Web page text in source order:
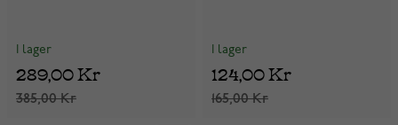
I lager
385,00 Kr
289,00 Kr
I lager
165,00 Kr
124,00 Kr